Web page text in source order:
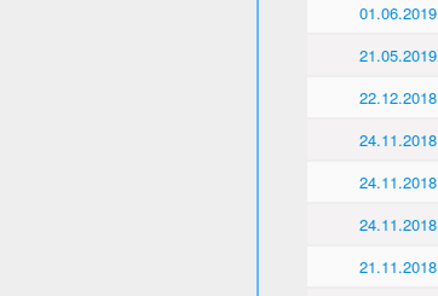
01.06.2019
21.05.2019
22.12.2018
24.11.2018
24.11.2018
24.11.2018
21.11.2018